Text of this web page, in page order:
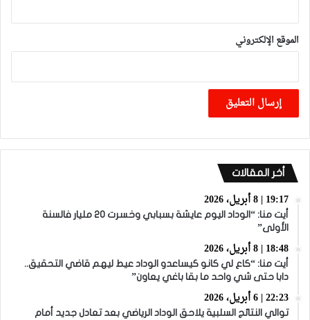
الموقع الإلكتروني
أخر المقالات
19:17 | 8 أبريل، 2026
أيت منا: “الوداد اليوم عايشة بسبابي وخسرت 20 مليار فالسنة
الأولى”
18:48 | 8 أبريل، 2026
أيت منا: “كاع لي كانو كيساعدو الوداد عيط ليهم قاضي التحقيق..
دابا حتى شي واحد ما بقا باغي يعاون”
22:23 | 6 أبريل، 2026
توالي النتائج السلبية يلاحق الوداد الرياضي بعد تعادل جديد أمام